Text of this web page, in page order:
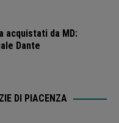
acquistati da MD:
Dante
DI PIACENZA